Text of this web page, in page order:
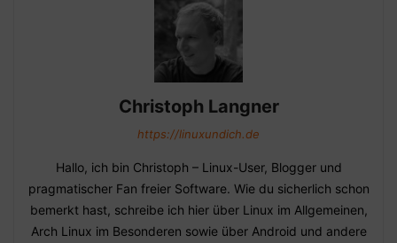
Christoph Langner
https://linuxundich.de
Hallo, ich bin Christoph – Linux-User, Blogger und
pragmatischer Fan freier Software. Wie du sicherlich schon
bemerkt hast, schreibe ich hier über Linux im Allgemeinen,
Arch Linux im Besonderen sowie über Android und andere